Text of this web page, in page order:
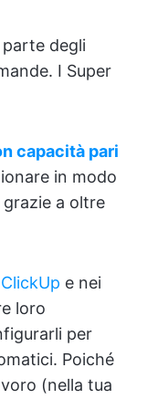
degli
I Super
capacità pari
in modo
a oltre
e nei
loro
per
Poiché
(nella tua